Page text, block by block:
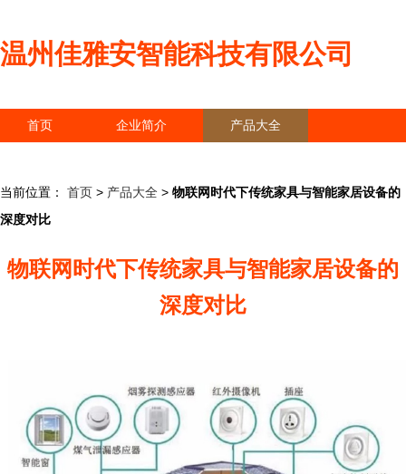
温州佳雅安智能科技有限公司
首页 企业简介 产品大全
当前位置： 首页 > 产品大全 > 物联网时代下传统家具与智能家居设备的
深度对比
物联网时代下传统家具与智能家居设备的
深度对比